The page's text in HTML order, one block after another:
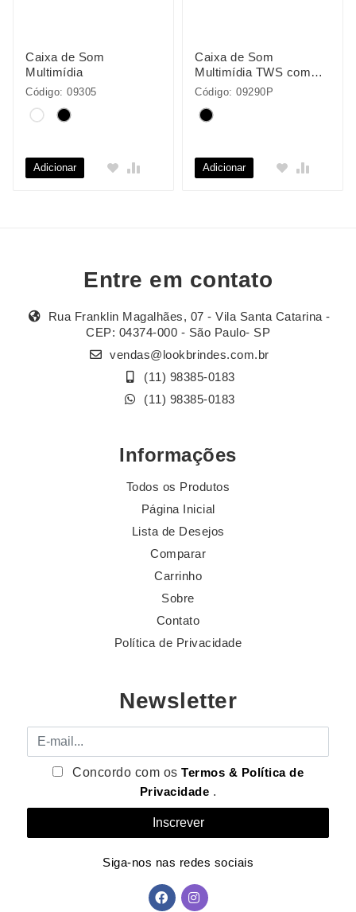
Caixa de Som
Multimídia
Código: 09305
Adicionar
Caixa de Som
Multimídia TWS com
Luzes RGB
Código: 09290P
Adicionar
Entre em contato
Rua Franklin Magalhães, 07 - Vila Santa Catarina -
CEP: 04374-000 - São Paulo- SP
vendas@lookbrindes.com.br
(11) 98385-0183
(11) 98385-0183
Informações
Todos os Produtos
Página Inicial
Lista de Desejos
Comparar
Carrinho
Sobre
Contato
Política de Privacidade
Newsletter
E-mail
Concordo com osTermos & Política de
Privacidade .
Siga-nos nas redes sociais